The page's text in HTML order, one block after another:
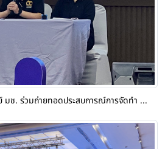
ช. ร่วมถ่ายทอดประสบการณ์การจัดทำ ...